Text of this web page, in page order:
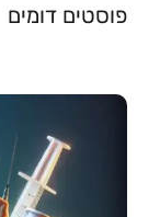
פוסטים דומים